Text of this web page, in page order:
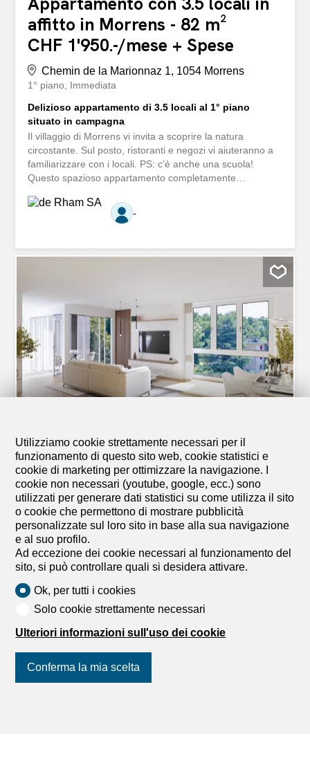
affitto in Morrens - 82 m²
CHF 1'950.-/mese + Spese
Chemin de la Marionnaz 1, 1054 Morrens
1° piano
Immediata
Delizioso appartamento di 3.5 locali al 1° piano
situato in campagna
Il villaggio di Morrens vi invita a scoprire la natura
circostante. Sul posto, ristoranti e negozi vi aiuteranno a
familiarizzare con i locali. PS: c’è anche una scuola!
Questo spazioso appartamento completamente
muro - Soggiorno - Cucina completamente attrezzata - 2
camere da letto - Bagno - WC separato - Cantina Un bel
possibile affittare 1 o 2 posti auto esterni al prezzo di CHF
modulo di contatto. Le village de Morrens vous invite à
sillonner la nature environnante. Sur place, restaurants et
commerces vous aideront à connaître rapidement les
habitués des lieux. PS: il y a aussi une école! Ce spacieux
logement entièrement rénové se compose de la façon
suivante: - Hall d'entrée avec armoire murale - Séjour -
Cuisine entièrement agencée - 2...
-
Appartamento
Appartamento con 2.5 locali in
affitto in Le Mont-sur-Lausanne
- 50 m²
Prezzo su richiesta
Chemin de la Grangette 1, 1052 Le Mont-sur-
15.01.2027
Appartamento di 2.5 locali – G-One, Le Mont-sur-
Lausanne
Situati nel quartiere G-One a Mont-sur-Lausanne, questi
Utilizziamo cookie strettamente necessari per il
funzionamento di questo sito web, cookie statistici e
cookie di marketing per ottimizzare la navigazione. I
cookie non necessari (youtube, google, ecc.) sono
utilizzati per generare dati statistici su come utilizza il sito
o cookie che permettono di mostrare pubblicità
personalizzate sul loro sito in base alla sua navigazione
e al suo profilo.
Ad eccezione dei cookie necessari al funzionamento del
sito, si può controllare quali si desidera attivare.
Ok, per tutti i cookies
Solo cookie strettamente necessari
Ulteriori informazioni sull'uso dei cookie
Conferma la mia scelta